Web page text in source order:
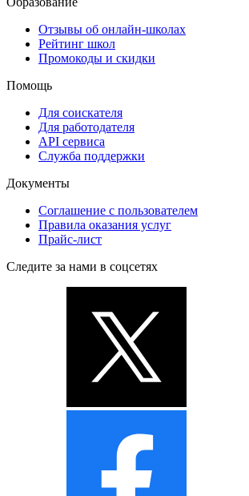
Отзывы об онлайн-школах
Рейтинг школ
Промокоды и скидки
Помощь
Для соискателя
Для работодателя
API сервиса
Служба поддержки
Документы
Соглашение с пользователем
Правила оказания услуг
Прайс-лист
Следите за нами в соцсетях